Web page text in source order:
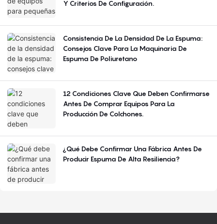
Y Criterios De Configuración.
Consistencia De La Densidad De La Espuma:
Consejos Clave Para La Maquinaria De
Espuma De Poliuretano
12 Condiciones Clave Que Deben Confirmarse
Antes De Comprar Equipos Para La
Producción De Colchones.
¿Qué Debe Confirmar Una Fábrica Antes De
Producir Espuma De Alta Resiliencia?